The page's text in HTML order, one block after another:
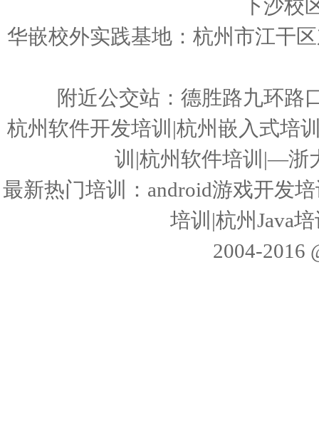
下沙校
华嵌校外实践基地：杭州市江干
附近公交站：德胜路九环路
杭州软件开发培训|杭州嵌入式培
训|杭州软件培训|—浙
最新热门培训：android游戏开发
培训|杭州Java
2004-2016